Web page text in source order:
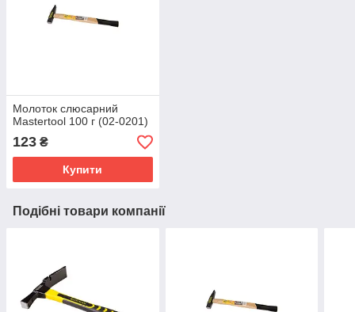
Молоток слюсарний
Mastertool 100 г (02-0201)
123 ₴
Купити
Подібні товари компанії